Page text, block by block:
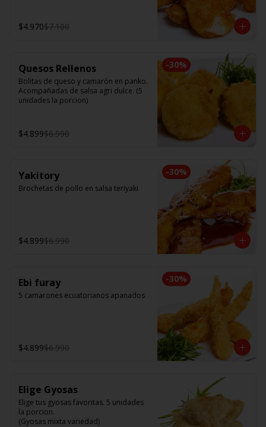
$4.970$7.100
-30%
Quesos Rellenos
Bolitas de queso y camarón en panko.
Acompañadas de salsa agri dulce. (5
unidades la porcion)
$4.899$6.990
-30%
Yakitory
Brochetas de pollo en salsa teriyaki
$4.899$6.990
-30%
Ebi furay
5 camarones ecuatorianos apanados
$4.899$6.990
Elige Gyosas
Elige tus gyosas favoritas. 5 unidades
la porcion.
(Gyosas mixta variedad)